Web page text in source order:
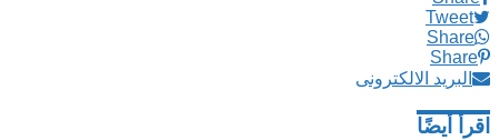
Tweet
Share
Share
البريد الالكترونى
اقرأ أيضًا